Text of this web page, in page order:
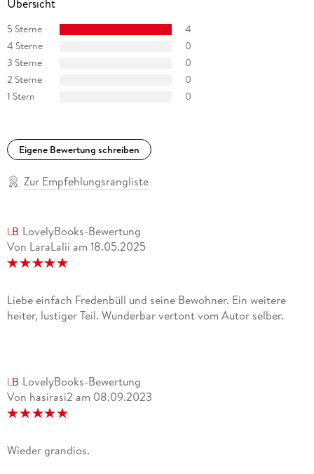
5 Sterne
4
4 Sterne
0
3 Sterne
0
2 Sterne
0
1 Stern
0
Eigene Bewertung schreiben
Zur Empfehlungsrangliste
LovelyBooks-Bewertung
Von LaraLalii am 18.05.2025
Liebe einfach Fredenbüll und seine Bewohner. Ein weitere
heiter, lustiger Teil. Wunderbar vertont vom Autor selber.
LovelyBooks-Bewertung
Von hasirasi2 am 08.09.2023
Wieder grandios.